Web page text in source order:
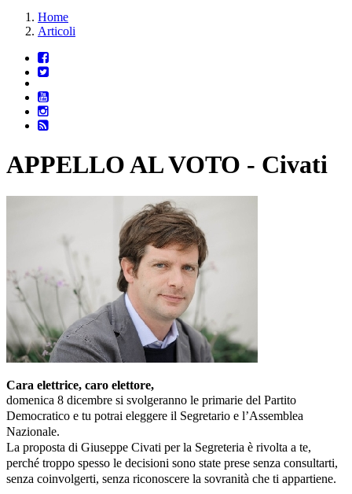
Home
Articoli
APPELLO AL VOTO - Civati
Cara elettrice, caro elettore,
domenica 8 dicembre si svolgeranno le primarie del Partito
Democratico e tu potrai eleggere il Segretario e l’Assemblea
Nazionale.
La proposta di Giuseppe Civati per la Segreteria è rivolta a te,
perché troppo spesso le decisioni sono state prese senza consultarti,
senza coinvolgerti, senza riconoscere la sovranità che ti appartiene.